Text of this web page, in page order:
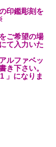
印鑑彫刻を
ご希望の場
て入力いた
ルファベッ
き下さい。
」になりま